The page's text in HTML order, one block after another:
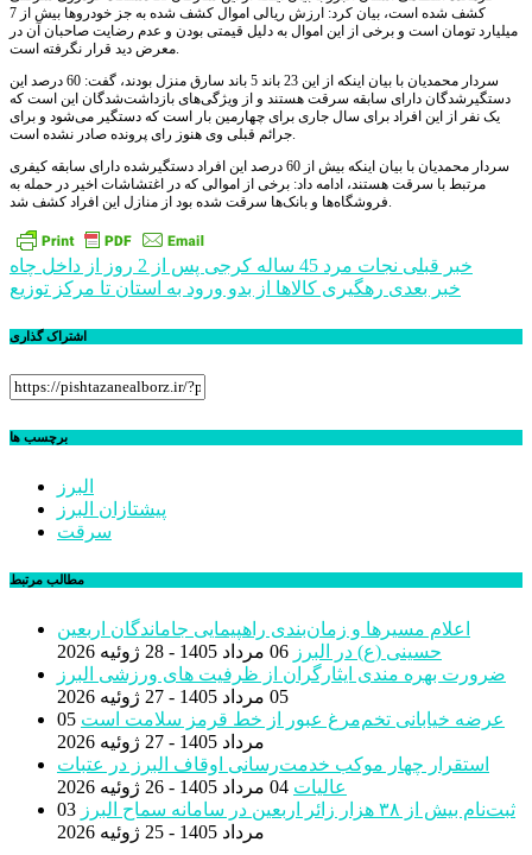
کشف شده است، بیان کرد: ارزش ریالی اموال کشف شده به جز خودروها بیش از 7
میلیارد تومان است و برخی از این اموال به دلیل قیمتی بودن و عدم رضایت صاحبان آن در
معرض دید قرار نگرفته است.
سردار محمدیان با بیان اینکه از این 23 باند 5 باند سارق منزل بودند، گفت: 60 درصد این
دستگیرشدگان دارای سابقه سرقت هستند‌ و از ویژگی‌های بازداشت‌شدگان این است که
یک نفر از این افراد برای سال جاری برای چهارمین بار است که دستگیر می‌شود و برای
جرائم قبلی وی هنوز رای پرونده صادر نشده است.
سردار محمدیان با بیان اینکه بیش از 60 درصد این افراد دستگیر‌شده دارای سابقه کیفری
مرتبط با سرقت هستند، ادامه داد: برخی از اموالی که در اغتشاشات اخیر در حمله به
فروشگاه‌ها و بانک‌ها سرقت شده بود از منازل این افراد کشف شد‌.
راهبری
نوشته
خبر قبلی نجات مرد 45 ساله کرجی پس از 2 روز از داخل چاه
خبر بعدی رهگیری کالاها از بدو ورود به استان تا مرکز توزیع
اشتراک گذاری
برچسب ها
البرز
پیشتازان البرز
سرقت
مطالب مرتبط
اعلام مسیرها و زمان‌بندی راهپیمایی جاماندگان اربعین
حسینی (ع) در البرز 06 مرداد 1405 - 28 ژوئیه 2026
ضرورت بهره مندی ایثارگران از ظرفیت های ورزشی البرز
05 مرداد 1405 - 27 ژوئیه 2026
عرضه خیابانی تخم‌مرغ عبور از خط قرمز سلامت است 05
مرداد 1405 - 27 ژوئیه 2026
استقرار چهار موکب خدمت‌رسانی اوقاف البرز در عتبات
عالیات 04 مرداد 1405 - 26 ژوئیه 2026
ثبت‌نام بیش از ٣٨ هزار زائر اربعین در سامانه سماح البرز
03
مرداد 1405 - 25 ژوئیه 2026